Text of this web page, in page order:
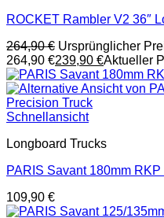
ROCKET Rambler V2 36″
264,90€ Ursprünglicher
264,90 €239,90 €Aktueller
Schnellansicht
Longboard Trucks
PARIS Savant 180mm
109,90 €